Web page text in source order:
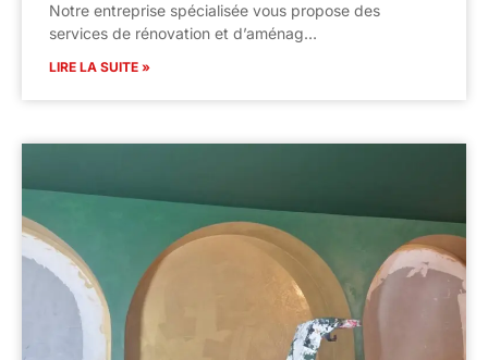
Notre entreprise spécialisée vous propose des
services de rénovation et d’aménag…
LIRE LA SUITE »